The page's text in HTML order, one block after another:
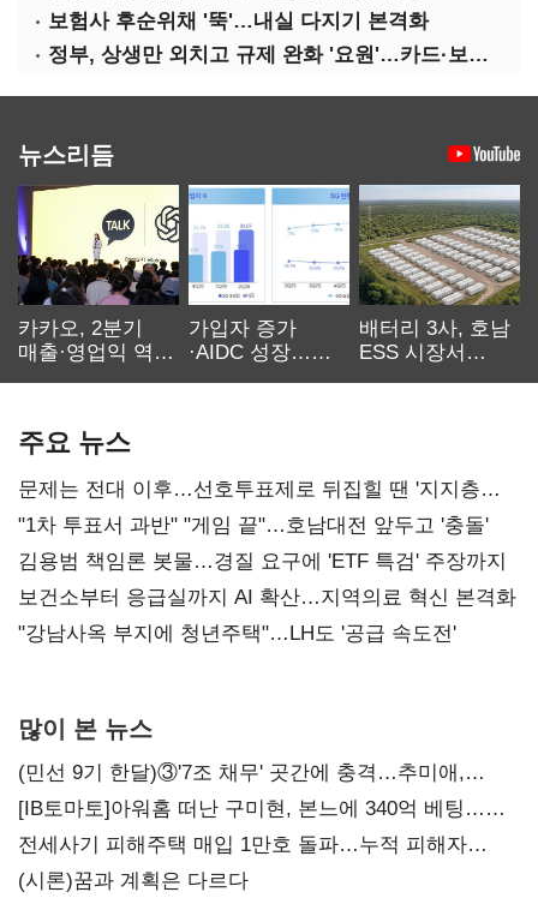
보험사 후순위채 '뚝'…내실 다지기 본격화
정부, 상생만 외치고 규제 완화 '요원'…카드·보험사 부담 역대급
뉴스리듬
카카오, 2분기
매출·영업익 역대
가입자 증가
·AIDC 성장…
배터리 3사, 호남
ESS 시장서
주요 뉴스
문제는 전대 이후…선호투표제로 뒤집힐 땐 '지지층
불복'
"1차 투표서 과반" "게임 끝"…호남대전 앞두고 '충돌'
김용범 책임론 봇물…경질 요구에 'ETF 특검' 주장까지
보건소부터 응급실까지 AI 확산…지역의료 혁신 본격화
"강남사옥 부지에 청년주택"…LH도 '공급 속도전'
많이 본 뉴스
(민선 9기 한달)③'7조 채무' 곳간에 충격…추미애,
20년만에 '비상재정' 선언 승부수
[IB토마토]아워홈 떠난 구미현, 본느에 340억 베팅…
가족 지배체제 구축
전세사기 피해주택 매입 1만호 돌파…누적 피해자
4만278명
(시론)꿈과 계획은 다르다